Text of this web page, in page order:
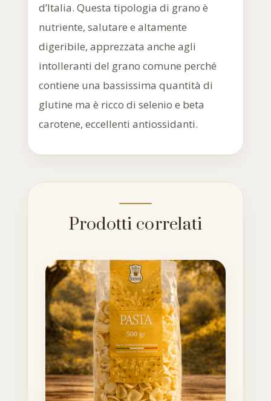
d’Italia. Questa tipologia di grano è
nutriente, salutare e altamente
digeribile, apprezzata anche agli
intolleranti del grano comune perché
contiene una bassissima quantità di
glutine ma è ricco di selenio e beta
carotene, eccellenti antiossidanti.
Prodotti correlati